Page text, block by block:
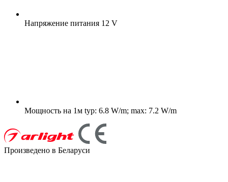
Напряжение питания 12 V
Мощность на 1м typ: 6.8 W/m; max: 7.2 W/m
Произведено в Беларуси